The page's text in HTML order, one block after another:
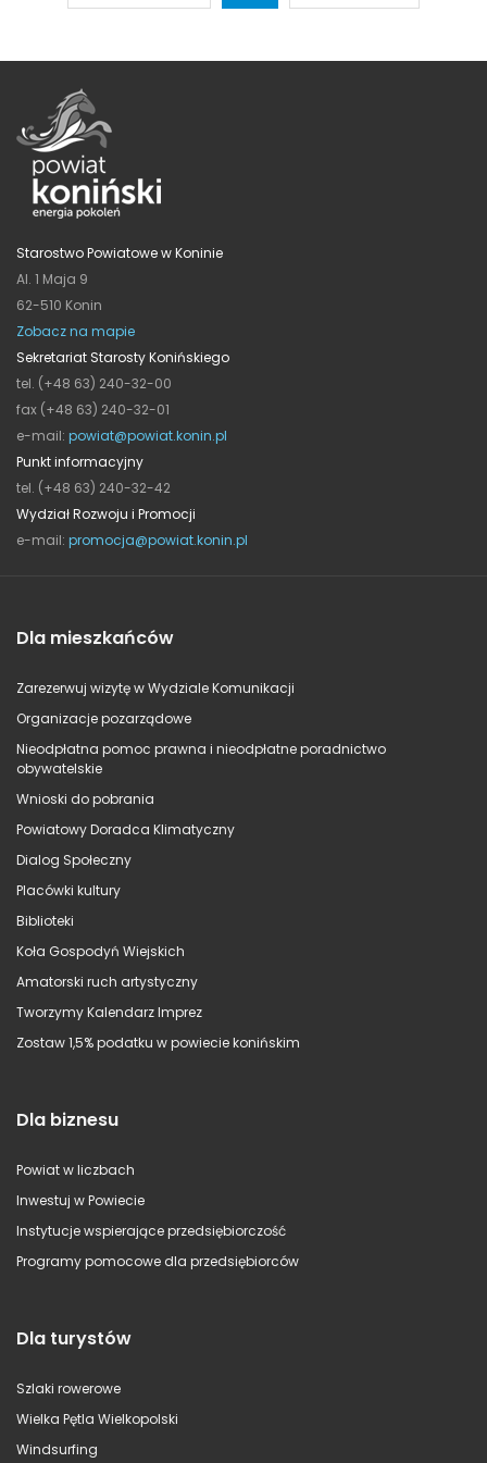
Starostwo Powiatowe w Koninie
Al. 1 Maja 9
62-510 Konin
Zobacz na mapie
Sekretariat Starosty Konińskiego
tel. (+48 63) 240-32-00
fax (+48 63) 240-32-01
e-mail: powiat@powiat.konin.pl
Punkt informacyjny
tel. (+48 63) 240-32-42
Wydział Rozwoju i Promocji
e-mail: promocja@powiat.konin.pl
Dla mieszkańców
Zarezerwuj wizytę w Wydziale Komunikacji
Organizacje pozarządowe
Nieodpłatna pomoc prawna i nieodpłatne poradnictwo
obywatelskie
Wnioski do pobrania
Powiatowy Doradca Klimatyczny
Dialog Społeczny
Placówki kultury
Biblioteki
Koła Gospodyń Wiejskich
Amatorski ruch artystyczny
Tworzymy Kalendarz Imprez
Zostaw 1,5% podatku w powiecie konińskim
Dla biznesu
Powiat w liczbach
Inwestuj w Powiecie
Instytucje wspierające przedsiębiorczość
Programy pomocowe dla przedsiębiorców
Dla turystów
Szlaki rowerowe
Wielka Pętla Wielkopolski
Windsurfing